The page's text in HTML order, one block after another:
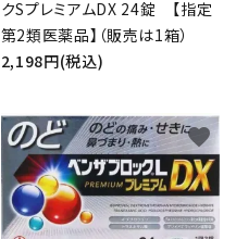
クSプレミアムDX 24錠 【指定
第2類医薬品】（販売は1箱）
2,198円(税込)
favorite